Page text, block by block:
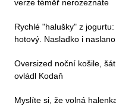
verze téměř nerozeznáte
Rychlé "halušky" z
hotový. Nasladko i naslano
Oversized noční košile,
ovládl Kodaň
Myslíte si, že volná